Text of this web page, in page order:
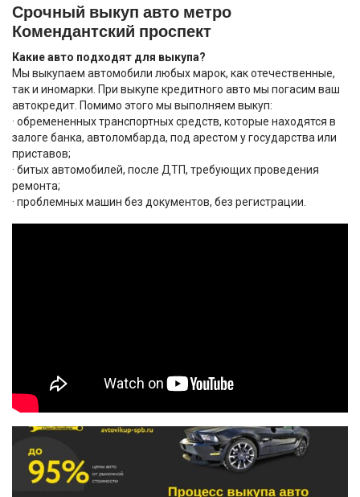
Срочный выкуп авто метро
Комендантский проспект
Какие авто подходят для выкупа?
Мы выкупаем автомобили любых марок, как отечественные,
так и иномарки. При выкупе кредитного авто мы погасим ваш
автокредит. Помимо этого мы выполняем выкуп:
· обремененных транспортных средств, которые находятся в
залоге банка, автоломбарда, под арестом у государства или
приставов;
· битых автомобилей, после ДТП, требующих проведения
ремонта;
· проблемных машин без документов, без регистрации.